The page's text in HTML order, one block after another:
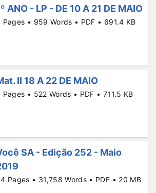
ANO - LP - DE 10 A 21 DE MAIO
Pages • 959 Words • PDF • 691.4 KB
II 18 A 22 DE MAIO
Pages • 522 Words • PDF • 711.5 KB
SA - Edição 252 - Maio
Pages • 31,758 Words • PDF • 20 MB